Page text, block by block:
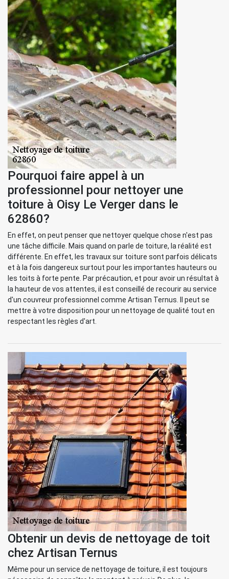
Pourquoi faire appel à un
professionnel pour nettoyer une
toiture à Oisy Le Verger dans le
62860?
En effet, on peut penser que nettoyer quelque chose n'est pas
une tâche difficile. Mais quand on parle de toiture, la réalité est
différente. En effet, les travaux sur toiture sont parfois délicats
et à la fois dangereux surtout pour les importantes hauteurs ou
les toits à forte pente. Par précaution, et pour avoir un résultat à
la hauteur de vos attentes, il est conseillé de recourir au service
d'un couvreur professionnel comme Artisan Ternus. Il peut se
mettre à votre disposition pour un nettoyage de qualité tout en
respectant les règles d'art.
Obtenir un devis de nettoyage de toit
chez Artisan Ternus
Même pour un service de nettoyage de toiture, il est toujours